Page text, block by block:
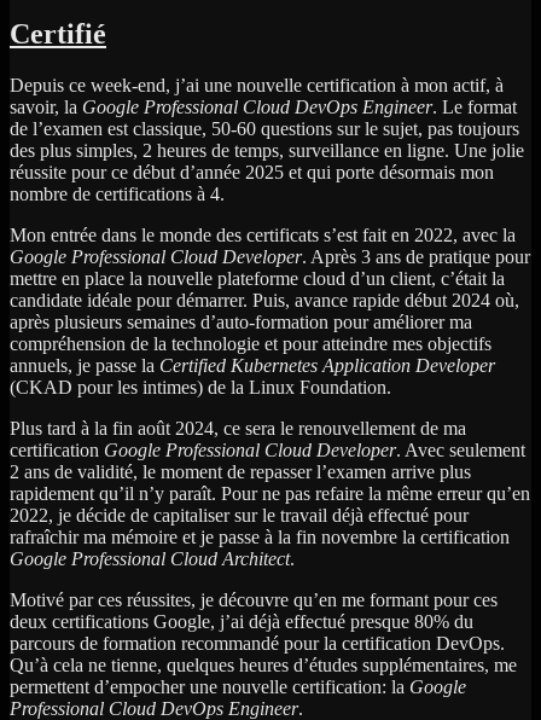
Certifié
Depuis ce week-end, j’ai une nouvelle certification à mon actif, à
savoir, la Google Professional Cloud DevOps Engineer. Le format
de l’examen est classique, 50-60 questions sur le sujet, pas toujours
des plus simples, 2 heures de temps, surveillance en ligne. Une jolie
réussite pour ce début d’année 2025 et qui porte désormais mon
nombre de certifications à 4.
Mon entrée dans le monde des certificats s’est fait en 2022, avec la
Google Professional Cloud Developer. Après 3 ans de pratique pour
mettre en place la nouvelle plateforme cloud d’un client, c’était la
candidate idéale pour démarrer. Puis, avance rapide début 2024 où,
après plusieurs semaines d’auto-formation pour améliorer ma
compréhension de la technologie et pour atteindre mes objectifs
annuels, je passe la Certified Kubernetes Application Developer
(CKAD pour les intimes) de la Linux Foundation.
Plus tard à la fin août 2024, ce sera le renouvellement de ma
certification Google Professional Cloud Developer. Avec seulement
2 ans de validité, le moment de repasser l’examen arrive plus
rapidement qu’il n’y paraît. Pour ne pas refaire la même erreur qu’en
2022, je décide de capitaliser sur le travail déjà effectué pour
rafraîchir ma mémoire et je passe à la fin novembre la certification
Google Professional Cloud Architect.
Motivé par ces réussites, je découvre qu’en me formant pour ces
deux certifications Google, j’ai déjà effectué presque 80% du
parcours de formation recommandé pour la certification DevOps.
Qu’à cela ne tienne, quelques heures d’études supplémentaires, me
permettent d’empocher une nouvelle certification: la Google
Professional Cloud DevOps Engineer.